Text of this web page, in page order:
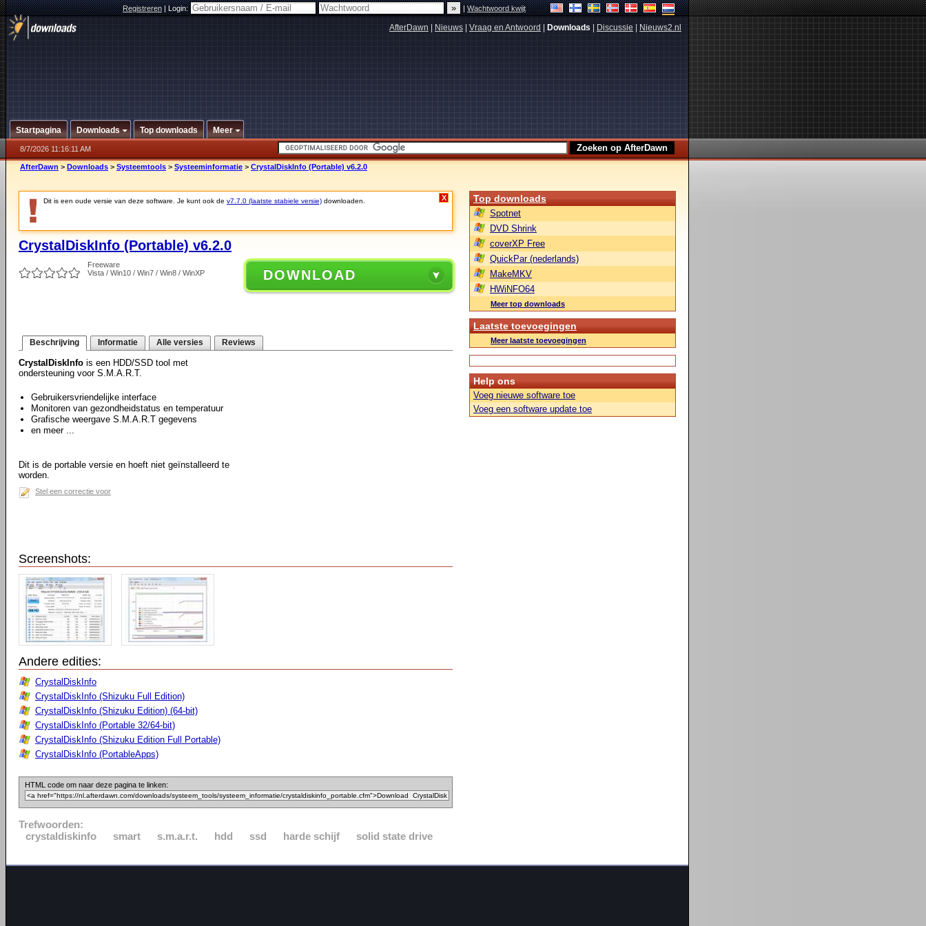
Registreren|Login: |Wachtwoord kwijt
AfterDawn Nieuws Vraag en Antwoord Downloads Discussie Nieuws2.nl
Startpagina Downloads Top downloads Meer
8/7/2026 11:16:11 AM
AfterDawn > Downloads > Systeemtools > Systeeminformatie > CrystalDiskInfo (Portable) v6.2.0
Dit is een oude versie van deze software. Je kunt ook de v7.7.0 (laatste stabiele versie) downloaden. X
CrystalDiskInfo (Portable) v6.2.0
Freeware
Vista / Win10 / Win7 / Win8 / WinXP
DOWNLOAD
Beschrijving Informatie Alle versies Reviews
CrystalDiskInfo is een HDD/SSD tool met
ondersteuning voor S.M.A.R.T.
Gebruikersvriendelijke interface
Monitoren van gezondheidstatus en temperatuur
Grafische weergave S.M.A.R.T gegevens
en meer ...
Dit is de portable versie en hoeft niet geïnstalleerd te
worden.
Stel een correctie voor
Screenshots:
Andere edities:
CrystalDiskInfo
CrystalDiskInfo (Shizuku Full Edition)
CrystalDiskInfo (Shizuku Edition) (64-bit)
CrystalDiskInfo (Portable 32/64-bit)
CrystalDiskInfo (Shizuku Edition Full Portable)
CrystalDiskInfo (PortableApps)
HTML code om naar deze pagina te linken:
Trefwoorden:
crystaldiskinfo
smart s.m.a.r.t. hdd ssd harde schijf solid state drive
Top downloads
Spotnet
DVD Shrink
coverXP Free
QuickPar (nederlands)
MakeMKV
HWiNFO64
Meer top downloads
Laatste toevoegingen
Meer laatste toevoegingen
Help ons
Voeg nieuwe software toe
Voeg een software update toe